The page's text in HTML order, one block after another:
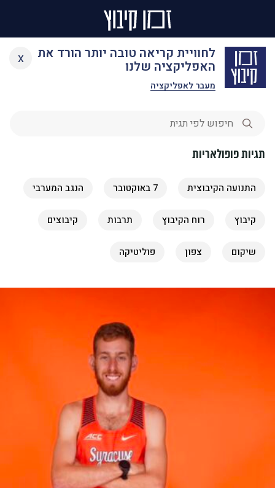
לחוויית קריאה טובה יותר הורד את
האפליקציה שלנו
מעבר לאפליקציה
x
Skip
content
תגיות
תגיות פופולאריות
התנועה הקיבוצית 7 באוקטובר הנגב המערבי
קיבוץ רוח הקיבוץ תרבות קיבוצים
שיקום צפון פוליטיקה